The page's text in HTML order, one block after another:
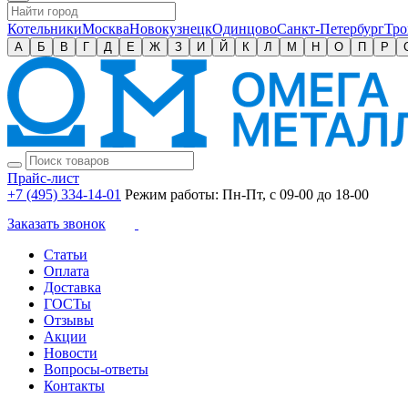
КотельникиМоскваНовокузнецкОдинцовоСанкт-Петербург
А Б В Г Д Е Ж З И Й К Л М Н О П Р
Прайс-лист
+7 (495) 334-14-01 Режим работы: Пн-Пт, с 09-00 до 18-00
Заказать звонок
Статьи
Оплата
Доставка
ГОСТы
Отзывы
Акции
Новости
Вопросы-ответы
Контакты